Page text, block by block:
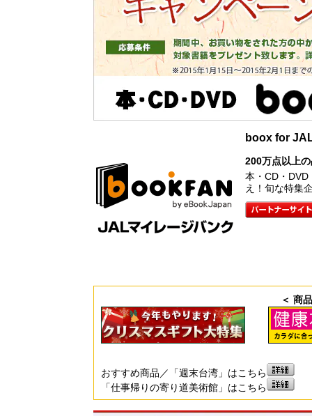
boox for
200万点以上
本・CD・
え！旬な特集
＜ 商
おすすめ商品／「週末台湾」はこちら
「仕事帰りの寄り道美術館」はこちら